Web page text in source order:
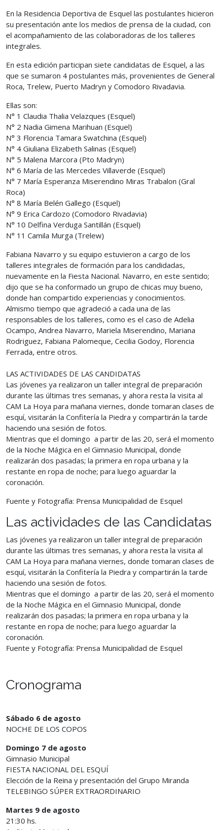
En la Residencia Deportiva de Esquel las postulantes hicieron
su presentación ante los medios de prensa de la ciudad, con
el acompañamiento de las colaboradoras de los talleres
integrales.
En esta edición participan siete candidatas de Esquel, a las
que se sumaron 4 postulantes más, provenientes de General
Roca, Trelew, Puerto Madryn y Comodoro Rivadavia.
Ellas son:
N° 1 Claudia Thalia Velazques (Esquel)
N° 2 Nadia Gimena Marihuan (Esquel)
N° 3 Florencia Tamara Swatchina (Esquel)
N° 4 Giuliana Elizabeth Salinas (Esquel)
N° 5 Malena Marcora (Pto Madryn)
N° 6 María de las Mercedes Villaverde (Esquel)
N° 7 María Esperanza Miserendino Miras Trabalon (Gral
Roca)
N° 8 María Belén Gallego (Esquel)
N° 9 Erica Cardozo (Comodoro Rivadavia)
N° 10 Delfina Verduga Santillán (Esquel)
N° 11 Camila Murga (Trelew)
Fabiana Navarro y su equipo estuvieron a cargo de los
talleres integrales de formación para los candidadas,
nuevamente en la Fiesta Nacional. Navarro, en este sentido;
dijo que se ha conformado un grupo de chicas muy bueno,
donde han compartido experiencias y conocimientos.
Almismo tiempo que agradeció a cada una de las
responsables de los talleres, como es el caso de Adelia
Ocampo, Andrea Navarro, Mariela Miserendino, Mariana
Rodriguez, Fabiana Palomeque, Cecilia Godoy, Florencia
Ferrada, entre otros.
LAS ACTIVIDADES DE LAS CANDIDATAS
Las jóvenes ya realizaron un taller integral de preparación
durante las últimas tres semanas, y ahora resta la visita al
CAM La Hoya para mañana viernes, donde tomaran clases de
esquí, visitarán la Confitería la Piedra y compartirán la tarde
haciendo una sesión de fotos.
Mientras que el domingo a partir de las 20, será el momento
de la Noche Mágica en el Gimnasio Municipal, donde
realizarán dos pasadas; la primera en ropa urbana y la
restante en ropa de noche; para luego aguardar la
coronación.
Fuente y Fotografía: Prensa Municipalidad de Esquel
Las actividades de las Candidatas
Las jóvenes ya realizaron un taller integral de preparación
durante las últimas tres semanas, y ahora resta la visita al
CAM La Hoya para mañana viernes, donde tomaran clases de
esquí, visitarán la Confitería la Piedra y compartirán la tarde
haciendo una sesión de fotos.
Mientras que el domingo a partir de las 20, será el momento
de la Noche Mágica en el Gimnasio Municipal, donde
realizarán dos pasadas; la primera en ropa urbana y la
restante en ropa de noche; para luego aguardar la
coronación.
Fuente y Fotografía: Prensa Municipalidad de Esquel
Cronograma
Sábado 6 de agosto
NOCHE DE LOS COPOS
Domingo 7 de agosto
Gimnasio Municipal
FIESTA NACIONAL DEL ESQUÍ
Elección de la Reina y presentación del Grupo Miranda
TELEBINGO SÚPER EXTRAORDINARIO
Martes 9 de agosto
21:30 hs.